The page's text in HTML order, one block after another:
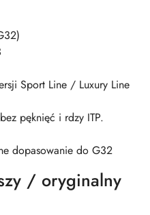
Sport Line / Luxury Line
pęknięć i rdzy ITP.
dopasowanie do G32
/ oryginalny